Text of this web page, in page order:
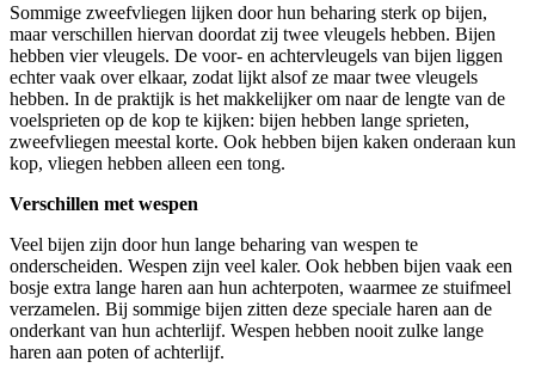
Sommige zweefvliegen lijken door hun beharing sterk op bijen,
maar verschillen hiervan doordat zij twee vleugels hebben. Bijen
hebben vier vleugels. De voor- en achtervleugels van bijen liggen
echter vaak over elkaar, zodat lijkt alsof ze maar twee vleugels
hebben. In de praktijk is het makkelijker om naar de lengte van de
voelsprieten op de kop te kijken: bijen hebben lange sprieten,
zweefvliegen meestal korte. Ook hebben bijen kaken onderaan kun
kop, vliegen hebben alleen een tong.
Verschillen met wespen
Veel bijen zijn door hun lange beharing van wespen te
onderscheiden. Wespen zijn veel kaler. Ook hebben bijen vaak een
bosje extra lange haren aan hun achterpoten, waarmee ze stuifmeel
verzamelen. Bij sommige bijen zitten deze speciale haren aan de
onderkant van hun achterlijf. Wespen hebben nooit zulke lange
haren aan poten of achterlijf.